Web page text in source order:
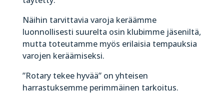
Näihin tarvittavia varoja keräämme
luonnollisesti suurelta osin klubimme jäseniltä,
mutta toteutamme myös erilaisia tempauksia
varojen keräämiseksi.
”Rotary tekee hyvää” on yhteisen
harrastuksemme perimmäinen tarkoitus.